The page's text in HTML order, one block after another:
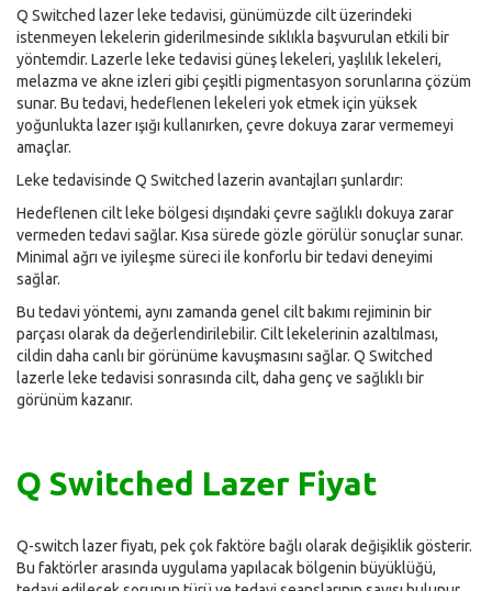
Q Switched lazer leke tedavisi, günümüzde cilt üzerindeki
istenmeyen lekelerin giderilmesinde sıklıkla başvurulan etkili bir
yöntemdir. Lazerle leke tedavisi güneş lekeleri, yaşlılık lekeleri,
melazma ve akne izleri gibi çeşitli pigmentasyon sorunlarına çözüm
sunar. Bu tedavi, hedeflenen lekeleri yok etmek için yüksek
yoğunlukta lazer ışığı kullanırken, çevre dokuya zarar vermemeyi
amaçlar.
Leke tedavisinde Q Switched lazerin avantajları şunlardır:
Hedeflenen cilt leke bölgesi dışındaki çevre sağlıklı dokuya zarar
vermeden tedavi sağlar. Kısa sürede gözle görülür sonuçlar sunar.
Minimal ağrı ve iyileşme süreci ile konforlu bir tedavi deneyimi
sağlar.
Bu tedavi yöntemi, aynı zamanda genel cilt bakımı rejiminin bir
parçası olarak da değerlendirilebilir. Cilt lekelerinin azaltılması,
cildin daha canlı bir görünüme kavuşmasını sağlar. Q Switched
lazerle leke tedavisi sonrasında cilt, daha genç ve sağlıklı bir
görünüm kazanır.
Q Switched Lazer Fiyat
Q-switch lazer fiyatı, pek çok faktöre bağlı olarak değişiklik gösterir.
Bu faktörler arasında uygulama yapılacak bölgenin büyüklüğü,